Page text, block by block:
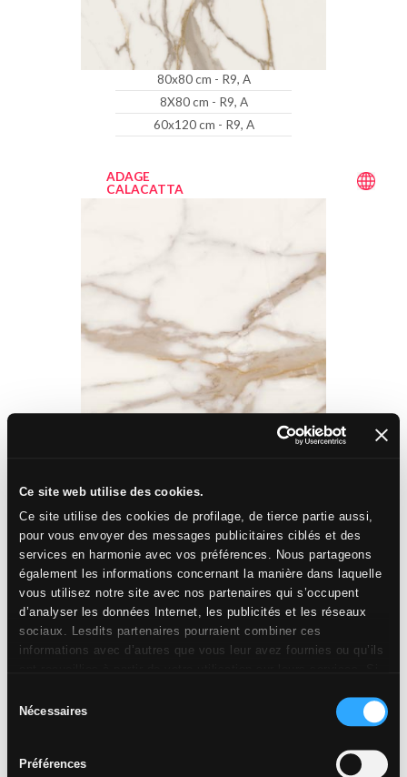
Ce site web utilise des cookies.
Ce site utilise des cookies de profilage, de tierce partie aussi,
pour vous envoyer des messages publicitaires ciblés et des
services en harmonie avec vos préférences. Nous partageons
également les informations concernant la manière dans laquelle
vous utilisez notre site avec nos partenaires qui s’occupent
d’analyser les données Internet, les publicités et les réseaux
sociaux. Lesdits partenaires pourraient combiner ces
informations avec d’autres que vous leur avez fournies ou qu’ils
à tous les cookies, ou à quelques-uns seulement,
cliquez ici
Le consentement peut être exprimé en cliquant sur la touche
profilage, vous pouvez refuser le consentement avec la touche
duNécessaires
Préférences
80x80 cm - R9, A
8X80 cm - R9, A
60x120 cm - R9, A
ADAGE
CALACATTA
MICHELANGELO